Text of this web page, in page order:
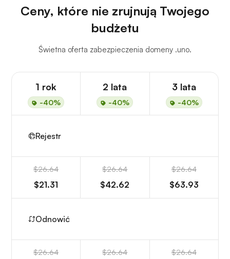
Ceny, które nie zrujnują Twojego
budżetu
Świetna oferta zabezpieczenia domeny .uno.
1 rok
-40%
2 lata
-40%
3 lata
-40%
Rejestr
$26.64
$21.31
$26.64
$42.62
$26.64
$63.93
Odnowić
$26.64 $26.64 $26.64